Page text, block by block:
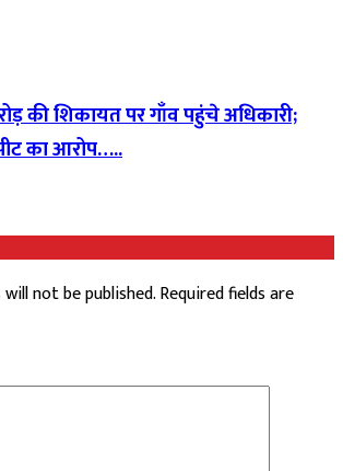
की शिकायत पर गाँव पहुंचे अधिकारी;
का आरोप…..
not be published.Required fields are